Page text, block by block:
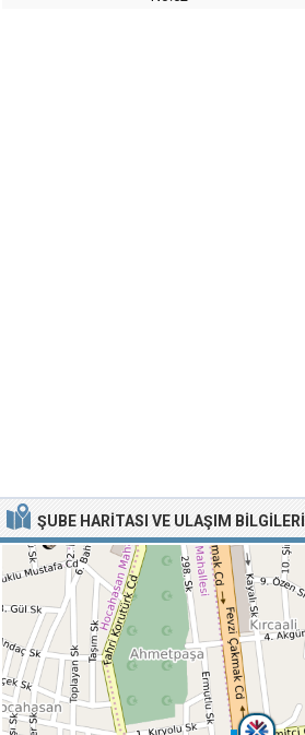
ŞUBE HARITASI VE ULAŞIM BILGILERI